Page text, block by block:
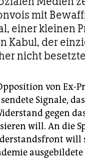
mit
einer kleinen
Kabul, der
nicht
von Ex-
Signale,
gegen
will. An die
will